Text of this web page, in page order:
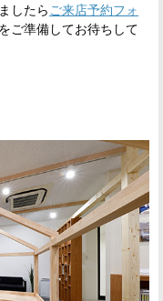
したら ご来店予約フォ
ご準備してお待ちして